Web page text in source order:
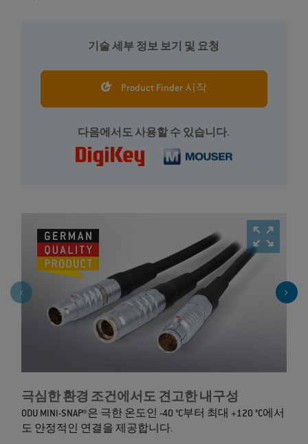
극심한 환경 조건에서도 견고한 내구성
ODU MINI-SNAP®은 극한 온도인 -40 °C부터 최대 +120 °C에서
도 안정적인 연결을 제공합니다.
기술 세부 정보 보기 및 요청
Product Finder 시작
다음에서도 사용할 수 있습니다.